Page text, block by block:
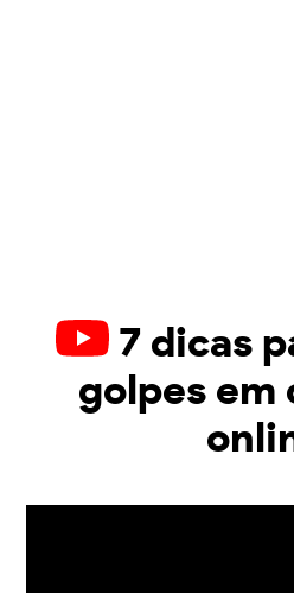
7 dicas
golpes em